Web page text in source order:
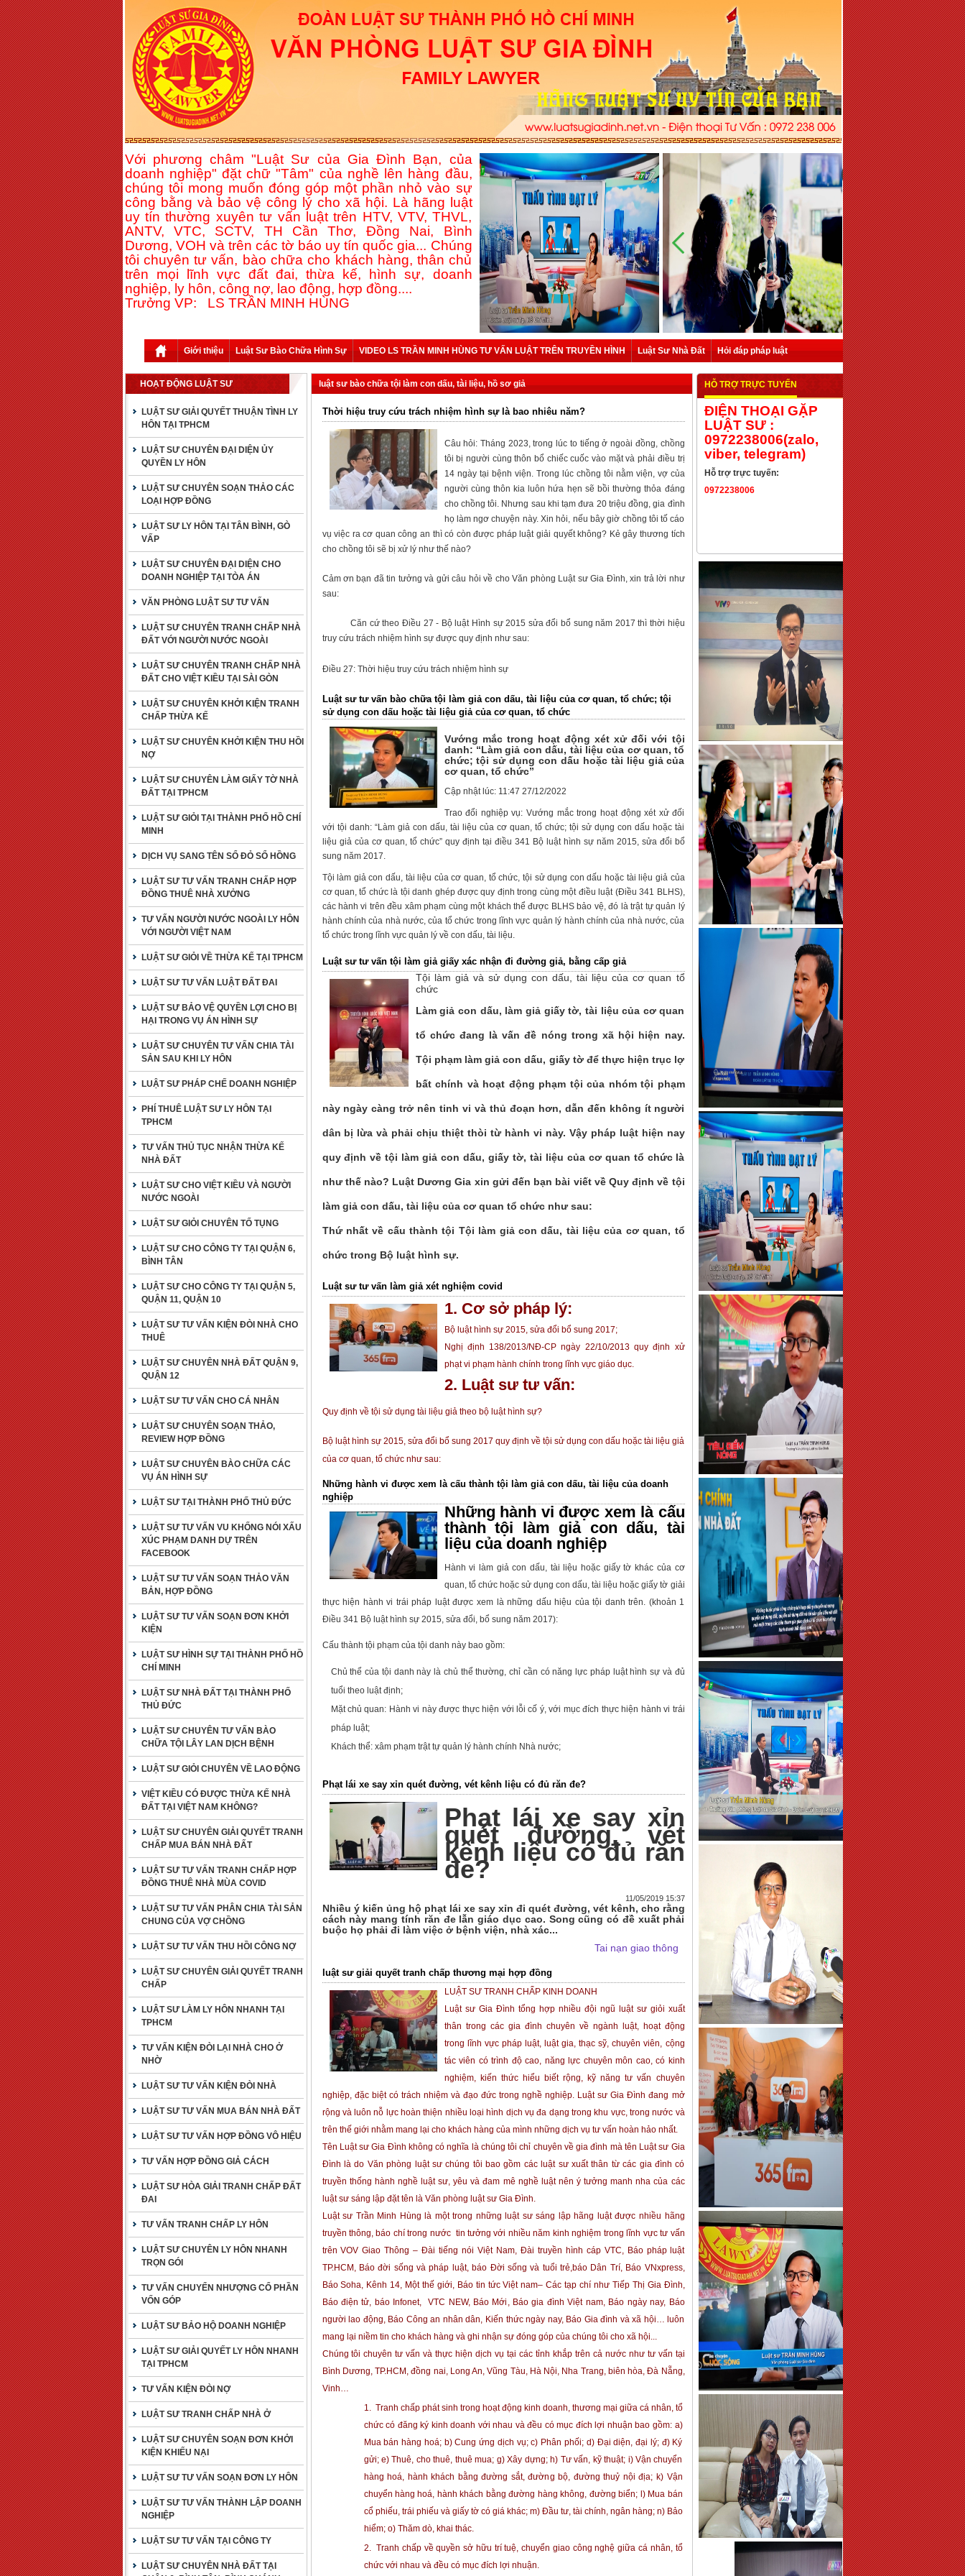
Với phương châm "Luật Sư của Gia Đình Bạn, của
doanh nghiệp" đặt chữ "Tâm" của nghề lên hàng đầu,
chúng tôi mong muốn đóng góp một phần nhỏ vào sự
công bằng và bảo vệ công lý cho xã hội. Là hãng luật
uy tín thường xuyên tư vấn luật trên HTV, VTV, THVL,
ANTV, VTC, SCTV, TH Cần Thơ, Đồng Nai, Bình
Dương, VOH và trên các tờ báo uy tín quốc gia... Chúng
tôi chuyên tư vấn, bào chữa cho khách hàng, thân chủ
trên mọi lĩnh vực đất đai, thừa kế, hình sự, doanh
nghiệp, ly hôn, công nợ, lao động, hợp đồng....
Trưởng VP: LS TRẦN MINH HÙNG
Giới thiệu Luật Sư Bào Chữa Hình Sự VIDEO LS TRẦN MINH HÙNG TƯ VẤN LUẬT TRÊN TRUYỀN HÌNH Luật Sư Nhà Đất Hỏi đáp pháp luật
HOẠT ĐỘNG LUẬT SƯ
LUẬT SƯ GIẢI QUYẾT THUẬN TÌNH LY
HÔN TẠI TPHCM
LUẬT SƯ CHUYÊN ĐẠI DIỆN ỦY
QUYỀN LY HÔN
LUẬT SƯ CHUYÊN SOẠN THẢO CÁC
LOẠI HỢP ĐỒNG
LUẬT SƯ LY HÔN TẠI TÂN BÌNH, GÒ
VẤP
LUẬT SƯ CHUYÊN ĐẠI DIỆN CHO
DOANH NGHIỆP TẠI TÒA ÁN
VĂN PHÒNG LUẬT SƯ TƯ VẤN
LUẬT SƯ CHUYÊN TRANH CHẤP NHÀ
ĐẤT VỚI NGƯỜI NƯỚC NGOÀI
LUẬT SƯ CHUYÊN TRANH CHẤP NHÀ
ĐẤT CHO VIỆT KIỀU TẠI SÀI GÒN
LUẬT SƯ CHUYÊN KHỞI KIỆN TRANH
CHẤP THỪA KẾ
LUẬT SƯ CHUYÊN KHỞI KIỆN THU HỒI
NỢ
LUẬT SƯ CHUYÊN LÀM GIẤY TỜ NHÀ
ĐẤT TẠI TPHCM
LUẬT SƯ GIỎI TẠI THÀNH PHỐ HỒ CHÍ
MINH
DỊCH VỤ SANG TÊN SỔ ĐỎ SỔ HỒNG
LUẬT SƯ TƯ VẤN TRANH CHẤP HỢP
ĐỒNG THUÊ NHÀ XƯỞNG
TƯ VẤN NGƯỜI NƯỚC NGOÀI LY HÔN
VỚI NGƯỜI VIỆT NAM
LUẬT SƯ GIỎI VỀ THỪA KẾ TẠI TPHCM
LUẬT SƯ TƯ VẤN LUẬT ĐẤT ĐAI
LUẬT SƯ BẢO VỆ QUYỀN LỢI CHO BỊ
HẠI TRONG VỤ ÁN HÌNH SỰ
LUẬT SƯ CHUYÊN TƯ VẤN CHIA TÀI
SẢN SAU KHI LY HÔN
LUẬT SƯ PHÁP CHẾ DOANH NGHIỆP
PHÍ THUÊ LUẬT SƯ LY HÔN TẠI
TPHCM
TƯ VẤN THỦ TỤC NHẬN THỪA KẾ
NHÀ ĐẤT
LUẬT SƯ CHO VIỆT KIỀU VÀ NGƯỜI
NƯỚC NGOÀI
LUẬT SƯ GIỎI CHUYÊN TỐ TỤNG
LUẬT SƯ CHO CÔNG TY TẠI QUẬN 6,
BÌNH TÂN
LUẬT SƯ CHO CÔNG TY TẠI QUẬN 5,
QUẬN 11, QUẬN 10
LUẬT SƯ TƯ VẤN KIỆN ĐÒI NHÀ CHO
THUÊ
LUẬT SƯ CHUYÊN NHÀ ĐẤT QUẬN 9,
QUẬN 12
LUẬT SƯ TƯ VẤN CHO CÁ NHÂN
LUẬT SƯ CHUYÊN SOẠN THẢO,
REVIEW HỢP ĐỒNG
LUẬT SƯ CHUYÊN BÀO CHỮA CÁC
VỤ ÁN HÌNH SỰ
LUẬT SƯ TẠI THÀNH PHỐ THỦ ĐỨC
LUẬT SƯ TƯ VẤN VU KHỐNG NÓI XẤU
XÚC PHẠM DANH DỰ TRÊN
FACEBOOK
LUẬT SƯ TƯ VẤN SOẠN THẢO VĂN
BẢN, HỢP ĐỒNG
LUẬT SƯ TƯ VẤN SOẠN ĐƠN KHỞI
KIỆN
LUẬT SƯ HÌNH SỰ TẠI THÀNH PHỐ HỒ
CHÍ MINH
LUẬT SƯ NHÀ ĐẤT TẠI THÀNH PHỐ
THỦ ĐỨC
LUẬT SƯ CHUYÊN TƯ VẤN BÀO
CHỮA TỘI LÂY LAN DỊCH BỆNH
LUẬT SƯ GIỎI CHUYÊN VỀ LAO ĐỘNG
VIỆT KIỀU CÓ ĐƯỢC THỪA KẾ NHÀ
ĐẤT TẠI VIỆT NAM KHÔNG?
LUẬT SƯ CHUYÊN GIẢI QUYẾT TRANH
CHẤP MUA BÁN NHÀ ĐẤT
LUẬT SƯ TƯ VẤN TRANH CHẤP HỢP
ĐỒNG THUÊ NHÀ MÙA COVID
LUẬT SƯ TƯ VẤN PHÂN CHIA TÀI SẢN
CHUNG CỦA VỢ CHỒNG
LUẬT SƯ TƯ VẤN THU HỒI CÔNG NỢ
LUẬT SƯ CHUYÊN GIẢI QUYẾT TRANH
CHẤP
LUẬT SƯ LÀM LY HÔN NHANH TẠI
TPHCM
TƯ VẤN KIỆN ĐÒI LẠI NHÀ CHO Ở
NHỜ
LUẬT SƯ TƯ VẤN KIỆN ĐÒI NHÀ
LUẬT SƯ TƯ VẤN MUA BÁN NHÀ ĐẤT
LUẬT SƯ TƯ VẤN HỢP ĐỒNG VÔ HIỆU
TƯ VẤN HỢP ĐỒNG GIẢ CÁCH
LUẬT SƯ HÒA GIẢI TRANH CHẤP ĐẤT
ĐAI
TƯ VẤN TRANH CHẤP LY HÔN
LUẬT SƯ CHUYÊN LY HÔN NHANH
TRỌN GÓI
TƯ VẤN CHUYỂN NHƯỢNG CỔ PHẦN
VỐN GÓP
LUẬT SƯ BẢO HỘ DOANH NGHIỆP
LUẬT SƯ GIẢI QUYẾT LY HÔN NHANH
TẠI TPHCM
TƯ VẤN KIỆN ĐÒI NỢ
LUẬT SƯ TRANH CHẤP NHÀ Ở
LUẬT SƯ CHUYÊN SOẠN ĐƠN KHỞI
KIỆN KHIẾU NẠI
LUẬT SƯ TƯ VẤN SOẠN ĐƠN LY HÔN
LUẬT SƯ TƯ VẤN THÀNH LẬP DOANH
NGHIỆP
LUẬT SƯ TƯ VẤN TẠI CÔNG TY
LUẬT SƯ CHUYÊN NHÀ ĐẤT TẠI
luật sư bào chữa tội làm con dấu, tài liệu, hồ sơ giả
Thời hiệu truy cứu trách nhiệm hình sự là bao nhiêu năm?
Câu hỏi: Tháng 2023, trong lúc to tiếng ở ngoài đồng, chồng
tôi bị người cùng thôn bổ chiếc cuốc vào mặt và phải điều trị
14 ngày tại bệnh viện. Trong lúc chồng tôi nằm viện, vợ của
người cùng thôn kia luôn hứa hẹn sẽ bồi thường thỏa đáng
cho chồng tôi. Nhưng sau khi tạm đưa 20 triệu đồng, gia đình
họ làm ngơ chuyện này. Xin hỏi, nếu bây giờ chồng tôi tố cáo
vụ việc ra cơ quan công an thì có còn được pháp luật giải quyết không? Kẻ gây thương tích
cho chồng tôi sẽ bị xử lý như thế nào?
Cảm ơn bạn đã tin tưởng và gửi câu hỏi về cho Văn phòng Luật sư Gia Đình,xin trả lời như
sau:
​Căn cứ theo Điều 27 - Bộ luật Hình sự 2015 sửa đổi bổ sung năm 2017 thì thời hiệu
truy cứu trách nhiệm hình sự được quy định như sau:
Điều 27: Thời hiệu truy cứu trách nhiệm hình sự
Luật sư tư vấn bào chữa tội làm giả con dấu, tài liệu của cơ quan, tổ chức; tội
sử dụng con dấu hoặc tài liệu giả của cơ quan, tổ chức
Vướng mắc trong hoạt động xét xử đối với tội
danh: “Làm giả con dấu, tài liệu của cơ quan, tổ
chức; tội sử dụng con dấu hoặc tài liệu giả của
cơ quan, tổ chức”
Cập nhật lúc: 11:47 27/12/2022
Trao đổi nghiệp vụ: Vướng mắc trong hoạt động xét xử đối
với tội danh: “Làm giả con dấu, tài liệu của cơ quan, tổ chức; tội sử dụng con dấu hoặc tài
liệu giả của cơ quan, tổ chức” quy định tại điều 341 Bộ luật hình sự năm 2015, sửa đổi bổ
sung năm 2017.
Tội làm giả con dấu, tài liệu của cơ quan, tổ chức, tội sử dụng con dấu hoặc tài liệu giả của
cơ quan, tổ chức là tội danh ghép được quy định trong cùng một điều luật (Điều 341 BLHS),
các hành vi trên đều xâm phạm cùng một khách thể được BLHS bảo vệ, đó là trật tự quản lý
hành chính của nhà nước, của tổ chức trong lĩnh vực quản lý hành chính của nhà nước, của
tổ chức trong lĩnh vực quản lý về con dấu, tài liệu.
Luật sư tư vấn tội làm giả giấy xác nhận đi đường giả, bằng cấp giả
Tội làm giả và sử dụng con dấu, tài liệu của cơ quan tổ
chức
Làm giả con dấu, làm giả giấy tờ, tài liệu của cơ quan
tổ chức đang là vấn đề nóng trong xã hội hiện nay.
Tội phạm làm giả con dấu, giấy tờ để thực hiện trục lợ
bất chính và hoạt động phạm tội của nhóm tội phạm
này ngày càng trở nên tinh vi và thủ đoạn hơn, dẫn đến không ít người
dân bị lừa và phải chịu thiệt thòi từ hành vi này. Vậy pháp luật hiện nay
quy định về tội làm giả con dấu, giấy tờ, tài liệu của cơ quan tổ chức là
như thế nào? Luật Dương Gia xin gửi đến bạn bài viết về Quy định về tội
làm giả con dấu, tài liệu của cơ quan tổ chức như sau:
Thứ nhất về cấu thành tội Tội làm giả con dấu, tài liệu của cơ quan, tổ
chức trong Bộ luật hình sự.
Luật sư tư vấn làm giả xét nghiệm covid
1. Cơ sở pháp lý:
Bộ luật hình sự 2015, sửa đổi bổ sung 2017;
Nghị định 138/2013/NĐ-CP ngày 22/10/2013 quy định xử
phạt vi phạm hành chính trong lĩnh vực giáo dục.
2. Luật sư tư vấn:
Quy định về tội sử dụng tài liệu giả theo bộ luật hình sự?
Bộ luật hình sự 2015, sửa đổi bổ sung 2017 quy định về tội sử dụng con dấu hoặc tài liệu giả
của cơ quan, tổ chức như sau:
Những hành vi được xem là cấu thành tội làm giả con dấu, tài liệu của doanh
nghiệp
Những hành vi được xem là cấu
thành tội làm giả con dấu, tài
liệu của doanh nghiệp
Hành vi làm giả con dấu, tài liệu hoặc giấy tờ khác của cơ
quan, tổ chức hoặc sử dụng con dấu, tài liệu hoặc giấy tờ giải
thực hiện hành vi trái pháp luật được xem là những dấu hiệu của tội danh trên. (khoản 1
Điều 341 Bộ luật hình sự 2015, sửa đổi, bổ sung năm 2017):
Cấu thành tội phạmcủa tội danh này bao gồm:
Chủ thể của tội danh này là chủ thể thường, chỉ cần có năng lực pháp luật hình sự và đủ
tuổi theo luật định;
Mặt chủ quan: Hành vi này được thực hiện với lỗi cố ý, với mục đích thực hiện hành vi trái
pháp luật;
Khách thể: xâm phạm trật tự quản lý hành chính Nhà nước;
Phạt lái xe say xỉn quét đường, vét kênh liệu có đủ răn đe?
Phạt lái xe say xỉn
quét đường, vét
kênh liệu có đủ răn
đe?
11/05/2019 15:37
Nhiều ý kiến ủng hộ phạt lái xe say xỉn đi quét đường, vét kênh, cho rằng
cách này mang tính răn đe lẫn giáo dục cao. Song cũng có đề xuất phải
buộc họ phải đi làm việc ở bệnh viện, nhà xác...
Tai nạn giao thông
luật sư giải quyết tranh chấp thương mại hợp đồng
LUẬT SƯ TRANH CHẤP KINH DOANH
Luật sư Gia Đình tổng hợp nhiều đội ngũ luật sư giỏi xuất
thân trong các gia đình chuyên về ngành luật, hoạt động
trong lĩnh vực pháp luật, luật gia, thạc sỹ, chuyên viên, cộng
tác viên có trình độ cao, năng lực chuyên môn cao, có kinh
nghiệm, kiến thức hiểu biết rộng, kỹ năng tư vấn chuyên
nghiệp, đặc biệt có trách nhiệm và đạo đức trong nghề nghiệp. Luật sư Gia Đình đang mở
rộng và luôn nỗ lực hoàn thiện nhiều loại hình dịch vụ đa dạng trong khu vực, trong nước và
trên thế giới nhằm mang lại cho khách hàng của mình những dịch vụ tư vấn hoàn hảo nhất.
Tên Luật sư Gia Đình không có nghĩa là chúng tôi chỉ chuyên về gia đình mà tên Luật sư Gia
Đình là do Văn phòng luật sư chúng tôi bao gồm các luật sư xuất thân từ các gia đình có
truyền thống hành nghề luật sư, yêu và đam mê nghề luật nên ý tưởng manh nha của các
luật sư sáng lập đặt tên là Văn phòng luật sư Gia Đình.
Luật sư Trần Minh Hùng là một trong những luật sư sáng lập hãng luật được nhiều hãng
truyền thông, báo chí trong nước tin tưởng với nhiều năm kinh nghiệm trong lĩnh vực tư vấn
trên VOV Giao Thông – Đài tiếng nói Việt Nam, Đài truyền hình cáp VTC, Báo pháp luật
TP.HCM, Báo đời sống và pháp luật, báo Đời sống và tuổi trẻ,báo Dân Trí, Báo VNxpress,
Báo Soha, Kênh 14, Một thế giới, Báo tin tức Việt nam– Các tạp chí như Tiếp Thị Gia Đình,
Báo điện tử, báo Infonet, VTC NEW, Báo Mới, Báo gia đình Việt nam, Báo ngày nay, Báo
người lao động, Báo Công an nhân dân, Kiến thức ngày nay, Báo Gia đình và xã hội… luôn
mang lại niềm tin cho khách hàng và ghi nhận sự đóng góp của chúng tôi cho xã hội...
Chúng tôi chuyên tư vấn và thực hiện dịch vụ tại các tỉnh khắp trên cả nước như tư vấn tại
Bình Dương, TP.HCM, đồng nai, Long An, Vũng Tàu, Hà Nội, Nha Trang, biên hòa, Đà Nẵng,
Vinh…
1. Tranh chấp phát sinh trong hoạt động kinh doanh, thương mại giữa cá nhân, tổ
chức có đăng ký kinh doanh với nhau và đều có mục đích lợi nhuận bao gồm: a)
Mua bán hàng hoá; b) Cung ứng dịch vụ; c) Phân phối; d) Đại diện, đại lý; đ) Ký
gửi; e) Thuê, cho thuê, thuê mua; g) Xây dựng; h) Tư vấn, kỹ thuật; i) Vận chuyển
hàng hoá, hành khách bằng đường sắt, đường bộ, đường thuỷ nội địa; k) Vận
chuyển hàng hoá, hành khách bằng đường hàng không, đường biển; l) Mua bán
cổ phiếu, trái phiếu và giấy tờ có giá khác; m) Đầu tư, tài chính, ngân hàng; n) Bảo
hiểm; o) Thăm dò, khai thác.
2. Tranh chấp về quyền sở hữu trí tuệ, chuyển giao công nghệ giữa cá nhân, tổ
chức với nhau và đều có mục đích lợi nhuận.
HỖ TRỢ TRỰC TUYẾN
ĐIỆN THOẠI GẶP
LUẬT SƯ :
0972238006(zalo,
viber, telegram)
Hỗ trợ trực tuyến:
0972238006